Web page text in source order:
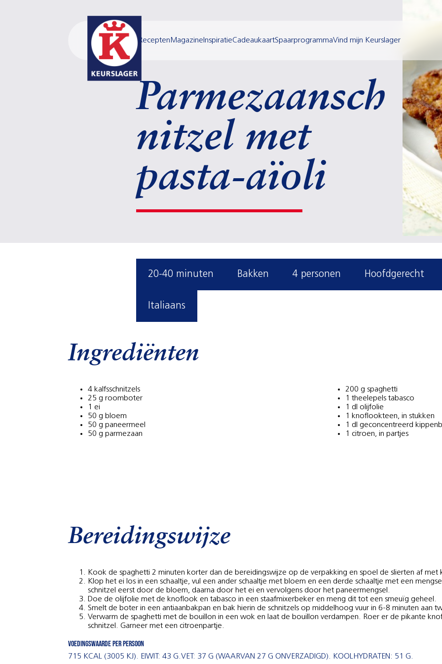
Recepten Magazine InspiratieCadeaukaartSpaarprogrammaVind mijn Keurslager
Parmezaansch
nitzel met
pasta-aïoli
20-40 minuten Bakken 4 personen Hoofdgerecht
Italiaans
Ingrediënten
4 kalfsschnitzels
25 g roomboter
1 ei
50 g bloem
50 g paneermeel
50 g parmezaan
200 g spaghetti
1 theelepels tabasco
1 dl olijfolie
1 knoflookteen, in stukken
1 dl geconcentreerd
1 citroen, in partjes
Bereidingswijze
Kook de spaghetti 2 minuten korter dan de bereidingswijze op de verpakking en spoel de slierten af
Klop het ei los in een schaaltje, vul een ander schaaltje met bloem en een derde schaaltje met een
schnitzel eerst door de bloem, daarna door het ei en vervolgens door het paneermengsel.
Doe de olijfolie met de knoflook en tabasco in een staafmixerbeker en meng dit tot een smeuïg geheel.
Smelt de boter in een antiaanbakpan en bak hierin de schnitzels op middelhoog vuur in 6-8 minuten aan
Verwarm de spaghetti met de bouillon in een wok en laat de bouillon verdampen. Roer er de pikante
schnitzel. Garneer met een citroenpartje.
Voedingswaarde per persoon
715 KCAL (3005 KJ). EIWIT: 43 G.VET: 37 G (WAARVAN 27 G ONVERZADIGD). KOOLHYDRATEN: 51 G.